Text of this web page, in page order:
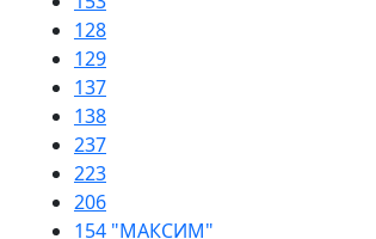
128
129
137
138
237
223
206
154 "МАКСИМ"